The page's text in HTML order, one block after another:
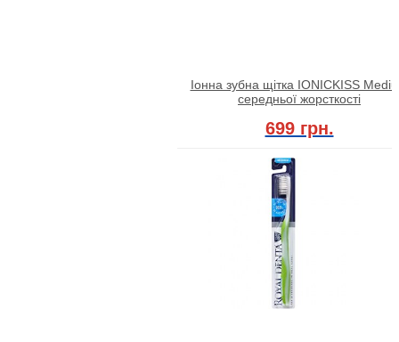
Іонна зубна щітка IONICKISS
середньої жорсткості
699 грн.